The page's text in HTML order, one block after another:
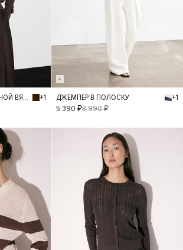
ДЖЕМПЕР-ПОЛО АЖУРНОЙ ВЯЗКИ
+1
S L
XS
ДЖЕМПЕР В ПОЛОСКУ
+1
5 390 ₽8 990 ₽